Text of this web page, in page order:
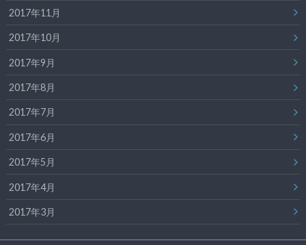
2017年11月
2017年10月
2017年9月
2017年8月
2017年7月
2017年6月
2017年5月
2017年4月
2017年3月